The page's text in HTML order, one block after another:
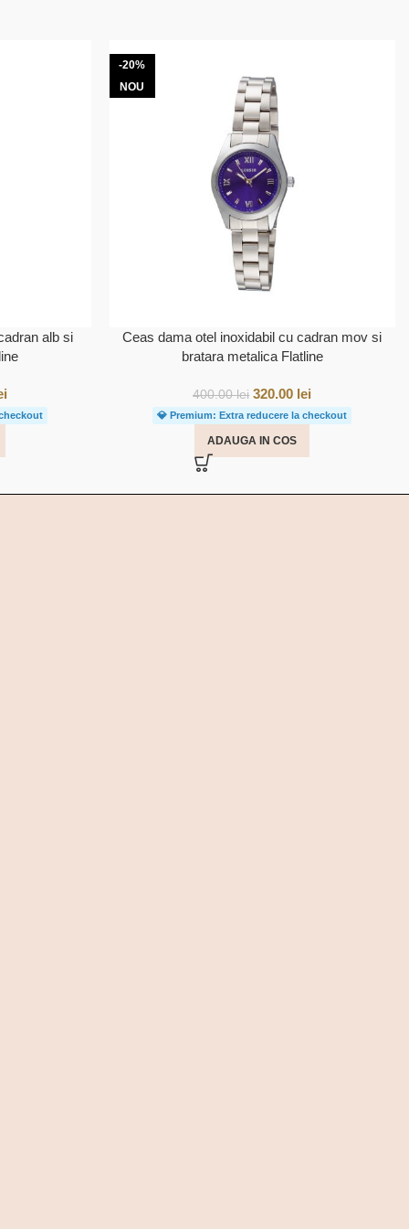
alb si
-20%
NOU
Ceas dama otel inoxidabil cu cadran mov si
bratara metalica Flatline
400.00lei 320.00 lei
💎 Premium: Extra reducere la checkout
ADAUGA IN COS